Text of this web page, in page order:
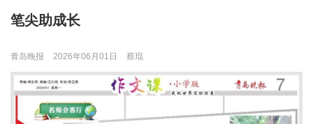
笔尖助成长
青岛晚报 2026年06月01日 蔡琨